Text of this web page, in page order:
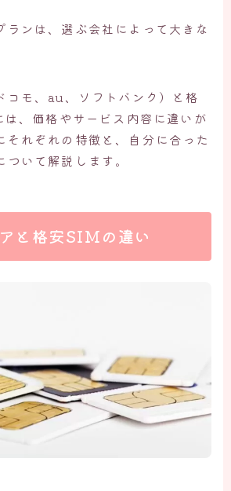
ランは、選ぶ会社によって大きな
コモ、au、ソフトバンク）と格
、価格やサービス内容に違いが
それぞれの特徴と、自分に合った
いて解説します。
と格安SIMの違い